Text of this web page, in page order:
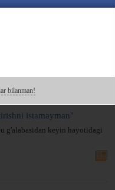
2026 g'olibi!
o'tkazilgan musobaqa
istamayman"
g'alabasidan keyin hayotidagi
bilanman!